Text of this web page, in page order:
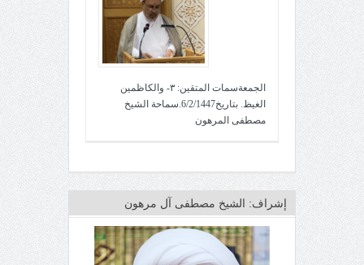
الجمعةسمات المتقين: ٣- والكاظمين
الغيظ. بتاريخ6/2/1447.سماحة الشيخ
مصطفى المرهون
إشراف: الشيخ مصطفى آل مرهون